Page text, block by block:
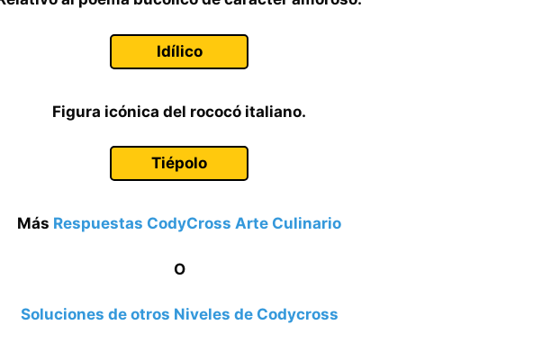
Idílico
Figura icónica del rococó italiano.
Tiépolo
Más Respuestas CodyCross Arte Culinario
O
Soluciones de otros Niveles de Codycross